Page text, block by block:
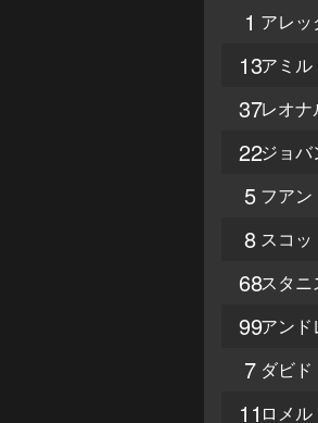
1 アレッ
13アミル
37レオナ
22ジョバ
5 フアン
8 スコッ
68スタニ
99アンド
7 ダビ
11 ロメ